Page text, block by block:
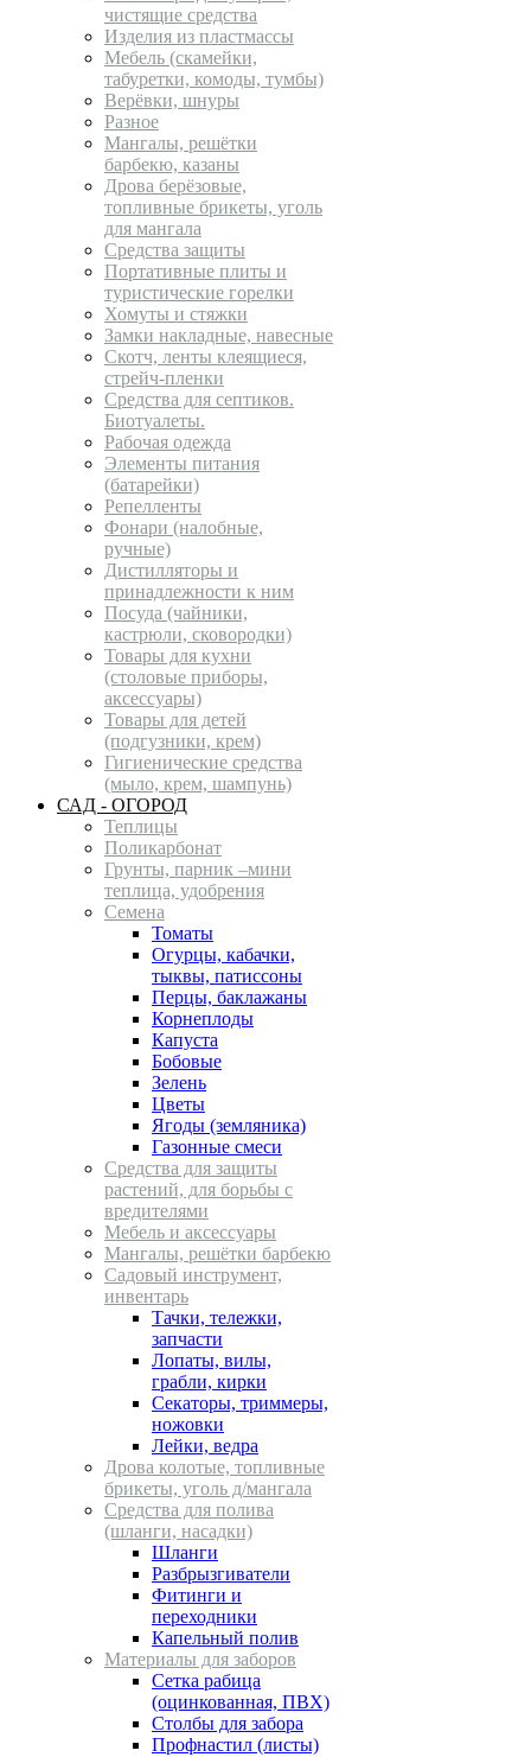
чистящие средства
Изделия из пластмассы
Мебель (скамейки,
табуретки, комоды, тумбы)
Верёвки, шнуры
Разное
Мангалы, решётки
барбекю, казаны
Дрова берёзовые,
топливные брикеты, уголь
для мангала
Средства защиты
Портативные плиты и
туристические горелки
Хомуты и стяжки
Замки накладные, навесные
Скотч, ленты клеящиеся,
стрейч-пленки
Средства для септиков.
Биотуалеты.
Рабочая одежда
Элементы питания
(батарейки)
Репелленты
Фонари (налобные,
ручные)
Дистилляторы и
принадлежности к ним
Посуда (чайники,
кастрюли, сковородки)
Товары для кухни
(столовые приборы,
аксессуары)
Товары для детей
(подгузники, крем)
Гигиенические средства
(мыло, крем, шампунь)
САД - ОГОРОД
Теплицы
Поликарбонат
Грунты, парник –мини
теплица, удобрения
Семена
Томаты
Огурцы, кабачки,
тыквы, патиссоны
Перцы, баклажаны
Корнеплоды
Капуста
Бобовые
Зелень
Цветы
Ягоды (земляника)
Газонные смеси
Средства для защиты
растений, для борьбы с
вредителями
Мебель и аксессуары
Мангалы, решётки барбекю
Садовый инструмент,
инвентарь
Тачки, тележки,
запчасти
Лопаты, вилы,
грабли, кирки
Секаторы, триммеры,
ножовки
Лейки, ведра
Дрова колотые, топливные
брикеты, уголь д/мангала
Средства для полива
(шланги, насадки)
Шланги
Разбрызгиватели
Фитинги и
переходники
Капельный полив
Материалы для заборов
Сетка рабица
(оцинкованная, ПВХ)
Столбы для забора
Профнастил (листы)